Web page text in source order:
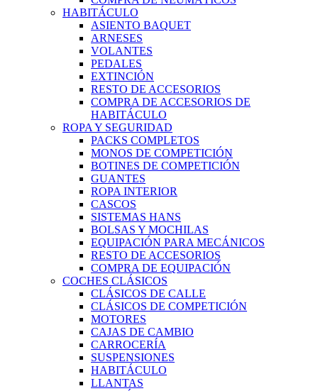
HABITÁCULO
ASIENTO BAQUET
ARNESES
VOLANTES
PEDALES
EXTINCIÓN
RESTO DE ACCESORIOS
COMPRA DE ACCESORIOS DE
HABITÁCULO
ROPA Y SEGURIDAD
PACKS COMPLETOS
MONOS DE COMPETICIÓN
BOTINES DE COMPETICIÓN
GUANTES
ROPA INTERIOR
CASCOS
SISTEMAS HANS
BOLSAS Y MOCHILAS
EQUIPACIÓN PARA MECÁNICOS
RESTO DE ACCESORIOS
COMPRA DE EQUIPACIÓN
COCHES CLÁSICOS
CLÁSICOS DE CALLE
CLÁSICOS DE COMPETICIÓN
MOTORES
CAJAS DE CAMBIO
CARROCERÍA
SUSPENSIONES
HABITÁCULO
LLANTAS